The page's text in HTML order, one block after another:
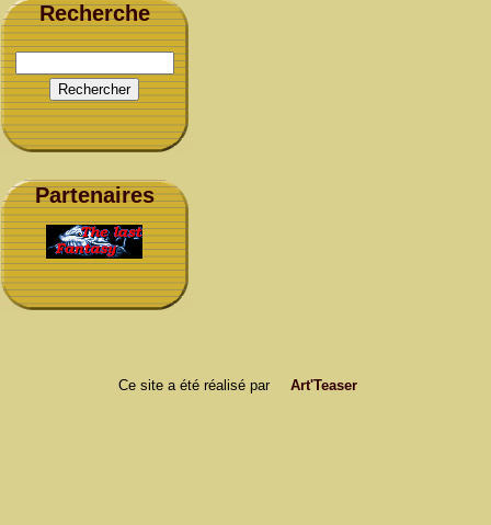
Recherche
Partenaires
Ce site a été réalisé par Art'Teaser